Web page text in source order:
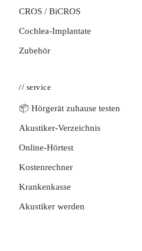
CROS / BiCROS
Cochlea-Implantate
Zubehör
// service
📦 Hörgerät zuhause testen
Akustiker-Verzeichnis
Online-Hörtest
Kostenrechner
Krankenkasse
Akustiker werden